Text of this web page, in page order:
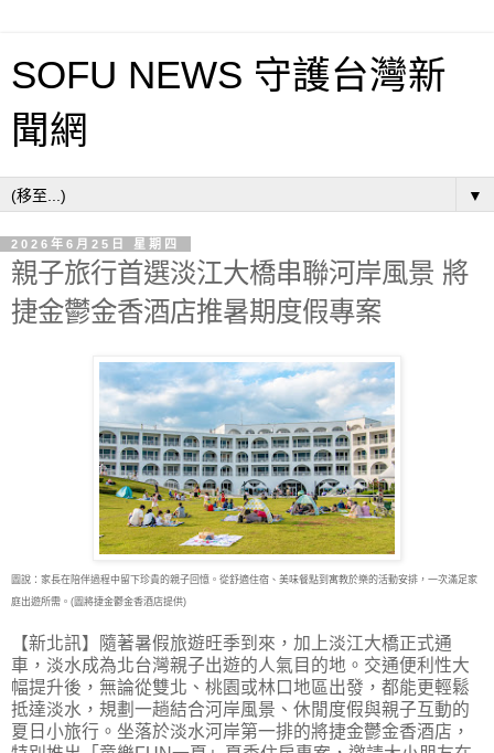
SOFU NEWS 守護台灣新
聞網
▼
2026年6月25日 星期四
親子旅行首選淡江大橋串聯河岸風景 將
捷金鬱金香酒店推暑期度假專案
圖說：家長在陪伴過程中留下珍貴的親子回憶。從舒適住宿、美味餐點到寓教於樂的活動安排，一次滿足家
庭出遊所需。(圖將捷金鬱金香酒店提供)
【新北訊】隨著暑假旅遊旺季到來，加上淡江大橋正式通
車，淡水成為北台灣親子出遊的人氣 目的地。交通便利性大
幅提升後，無論從雙北、桃園或林口地區出發，都能更輕鬆
抵達淡水，規劃一趟結合河岸風景、休閒度假與親子互動的
夏日小旅行。坐落於淡水河岸第一排的將捷金鬱金香酒店，